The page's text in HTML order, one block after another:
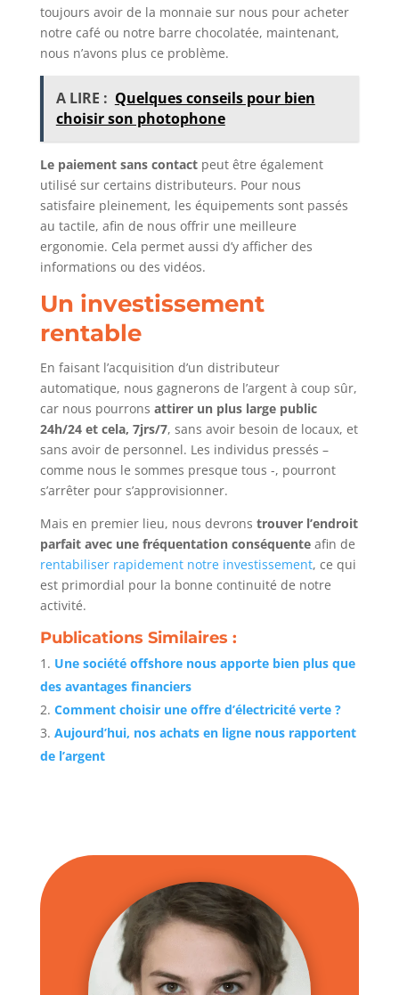
toujours avoir de la monnaie sur nous pour acheter
notre café ou notre barre chocolatée, maintenant,
nous n’avons plus ce problème.
A LIRE : Quelques conseils pour bien
choisir son photophone
Le paiement sans contactpeut être également
utilisé sur certains distributeurs. Pour nous
satisfaire pleinement, les équipements sont passés
au tactile, afin de nous offrir une meilleure
ergonomie. Cela permet aussi d’y afficher des
informations ou des vidéos.
Un investissement
rentable
En faisant l’acquisition d’un distributeur
automatique, nous gagnerons de l’argent à coup sûr,
car nous pourrons attirer un plus large public
24h/24 et cela, 7jrs/7, sans avoir besoin de locaux, et
sans avoir de personnel. Les individus pressés –
comme nous le sommes presque tous -, pourront
s’arrêter pour s’approvisionner.
Mais en premier lieu, nous devrons trouver l’endroit
parfait avec une fréquentation conséquente afin de
rentabiliser rapidement notre investissement, ce qui
est primordial pour la bonne continuité de notre
activité.
Publications Similaires :
Une société offshore nous apporte bien plus que
des avantages financiers
Comment choisir une offre d’électricité verte ?
Aujourd’hui, nos achats en ligne nous rapportent
de l’argent